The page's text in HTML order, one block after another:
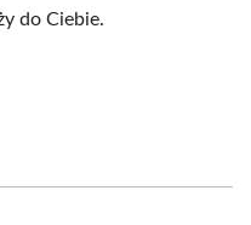
do Ciebie.